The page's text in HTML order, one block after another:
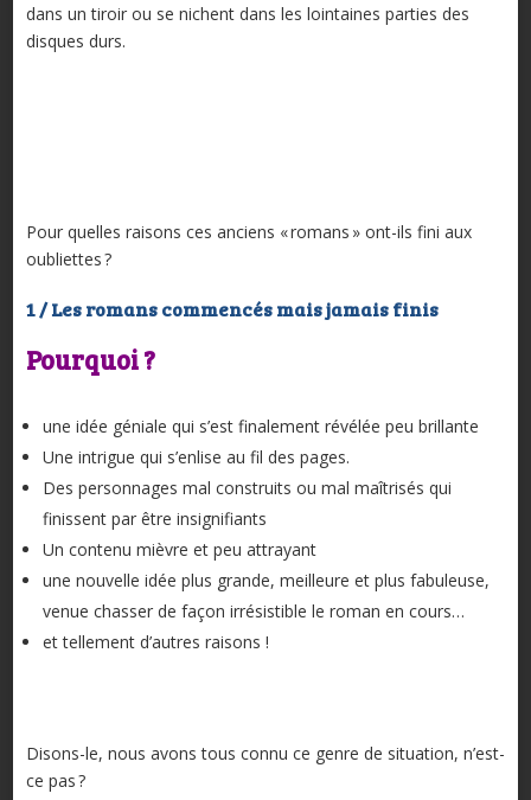
dans un tiroir ou se nichent dans les lointaines parties des
disques durs.
Pour quelles raisons ces anciens « romans » ont-ils fini aux
oubliettes ?
1 / Les romans commencés mais jamais finis
Pourquoi ?
une idée géniale qui s’est finalement révélée peu brillante
Une intrigue qui s’enlise au fil des pages.
Des personnages mal construits ou mal maîtrisés qui
finissent par être insignifiants
Un contenu mièvre et peu attrayant
une nouvelle idée plus grande, meilleure et plus fabuleuse,
venue chasser de façon irrésistible le roman en cours…
et tellement d’autres raisons !
Disons-le, nous avons tous connu ce genre de situation, n’est-
ce pas ?